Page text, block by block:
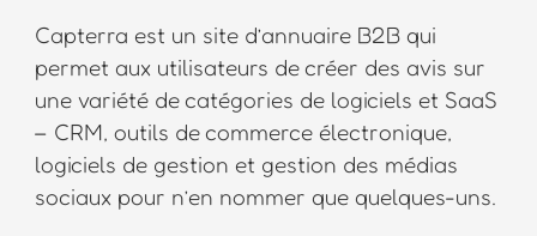
Capterra est un site d’annuaire B2B qui
permet aux utilisateurs de créer des avis sur
une variété de catégories de logiciels et SaaS
– CRM, outils de commerce électronique,
logiciels de gestion et gestion des médias
sociaux pour n’en nommer que quelques-uns.